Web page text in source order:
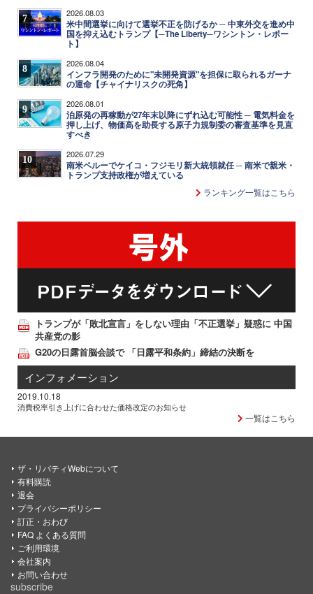
7 2026.08.03
米中間選挙に向けて選挙不正を防げるか ─ 中東外交を進め中
国を抑え込むトランプ【─The Liberty─ワシントン・レポー
ト】
8 2026.08.04
インフラ開発のために"未開発資源"を担保に取られるガーナ
の運命【チャイナリスクの死角】
9 2026.08.01
泊原発の再稼動が27年末以降にずれ込む可能性 ─ 電気料金を
押し上げ、物価高を助長する原子力規制委の審査基準を見直
すべき
10 2026.07.29
南米ペルーでケイコ・フジモリ新大統領就任 ─ 南米で親米・
トランプ支持政権が増えている
ランキング一覧はこちら
トランプが「敗北宣言」をしない理由「不正選挙」疑惑に 中国
共産党の影
G20の日露首脳会談で 「日露平和条約」締結の決断を
インフォメーション
2019.10.18
消費税率引き上げに合わせた価格改定のお知らせ
一覧はこちら
ザ・リバティWebについて
有料購読
退会
プライバシーポリシー
訂正・おわび
FAQ よくある質問
ご利用環境
会社案内
お問い合わせ
subscribe